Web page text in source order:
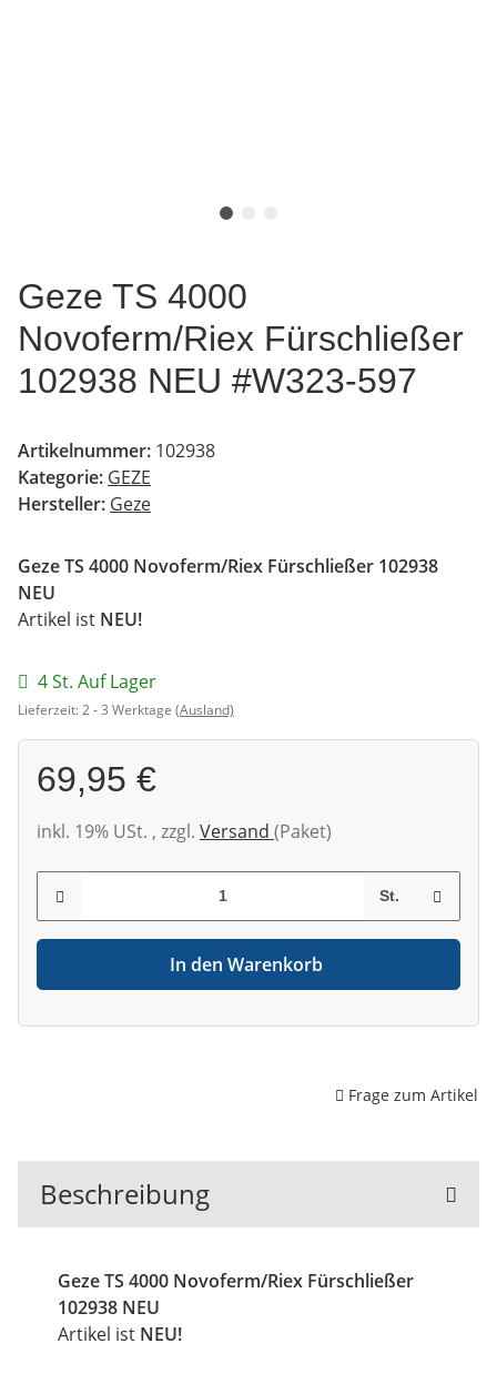
Geze TS 4000
Novoferm/Riex Fürschließer
102938 NEU #W323-597
Artikelnummer: 102938
Kategorie: GEZE
Hersteller: Geze
Geze TS 4000 Novoferm/Riex Fürschließer 102938
NEU
Artikel ist NEU!
4 St. Auf Lager
Lieferzeit:2 - 3 Werktage (Ausland)
69,95 €
inkl. 19% USt. , zzgl. Versand (Paket)
St.
In den Warenkorb
Frage zum Artikel
Beschreibung
Geze TS 4000 Novoferm/Riex Fürschließer
102938 NEU
Artikel ist NEU!